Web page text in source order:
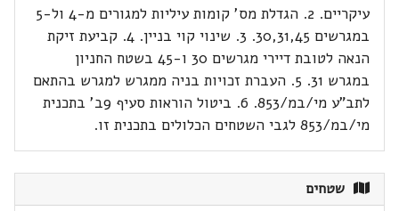
עיקריים. 2. הגדלת מס' קומות עיליות למגורים מ-4 ול-5
במגרשים 30,31,45. 3. שינוי קוי בניין. 4. קביעת זיקת
הנאה לטובת דיירי מגרשים 30 ו-45 בשטח החניון
במגרש 31. 5. העברת זכויות בניה ממגרש למגרש בהתאם
לתב"ע מי/במ/853. 6. ביטול הוראות סעיף 9ב' בתכנית
מי/במ/853 לגבי השטחים הכלולים בתכנית זו.
שטחים